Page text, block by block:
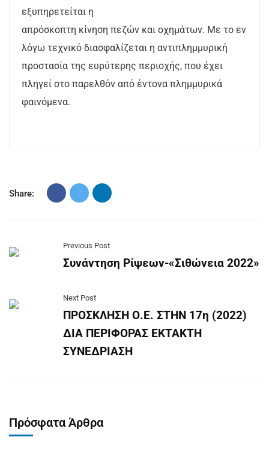
εξυπηρετείται η
απρόσκοπτη κίνηση πεζών και οχημάτων. Με το εν
λόγω τεχνικό διασφαλίζεται η αντιπλημμυρική
προστασία της ευρύτερης περιοχής, που έχει
πληγεί στο παρελθόν από έντονα πλημμυρικά
φαινόμενα.
Share:
Previous Post
Συνάντηση Ρίψεων-«Σιθώνεια 2022»
Next Post
ΠΡΟΣΚΛΗΣΗ Ο.Ε. ΣΤΗΝ 17η (2022)
ΔΙΑ ΠΕΡΙΦΟΡΑΣ ΕΚΤΑΚΤΗ
ΣΥΝΕΔΡΙΑΣΗ
Πρόσφατα Άρθρα